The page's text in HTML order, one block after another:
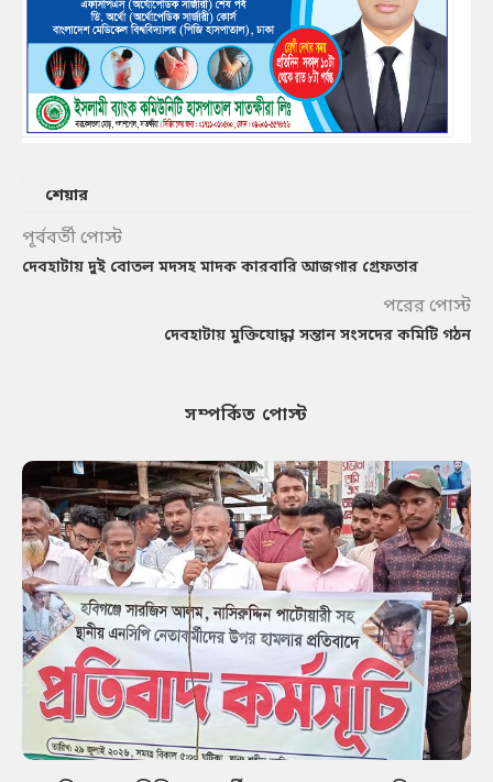
শেয়ার
পূর্ববর্তী পোস্ট
দেবহাটায় দুই বোতল মদসহ মাদক কারবারি আজগার গ্রেফতার
পরের পোস্ট
দেবহাটায় মুক্তিযোদ্ধা সন্তান সংসদের কমিটি গঠন
সম্পর্কিত পোস্ট